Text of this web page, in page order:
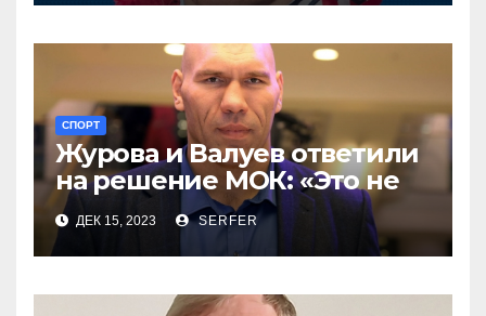
СПОРТ
Журова и Валуев ответили
на решение МОК: «Это не
про СВО вопрос»
ДЕК 15, 2023 SERFER